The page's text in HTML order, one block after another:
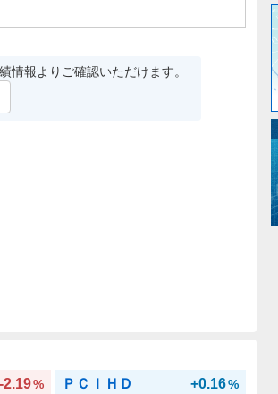
情報よりご確認いただけます。
-2.19% ＰＣＩＨＤ +0.16%